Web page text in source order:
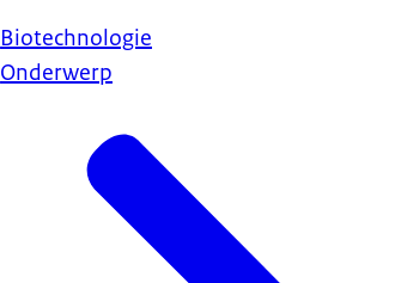
Biotechnologie
Onderwerp